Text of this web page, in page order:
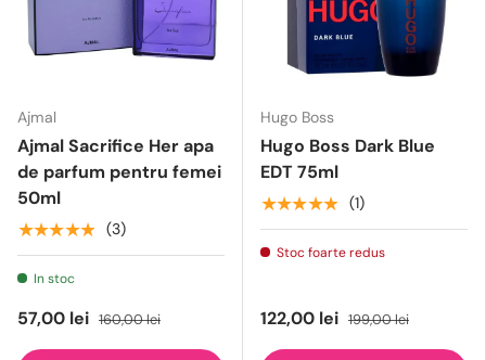
Ajmal
Ajmal Sacrifice Her apa
de parfum pentru femei
50ml
★★★★★ (3)
In stoc
57,00 lei 160,00 lei
Hugo Boss
Hugo Boss Dark Blue
EDT 75ml
★★★★★ (1)
Stoc foarte redus
122,00 lei 199,00 lei